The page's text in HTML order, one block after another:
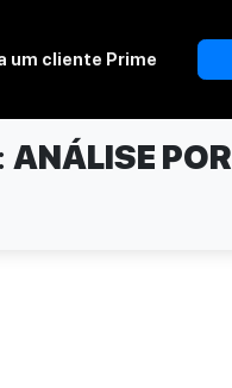
um cliente Prime
ANÁLISE POR